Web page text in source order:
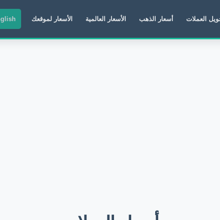
العملات أسعار الذهب الأسعار العالمية الأسعار لموقعك